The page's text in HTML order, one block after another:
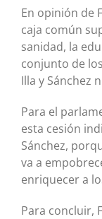
En opinión de
caja común
sanidad, la
conjunto de
Illa y Sánchez
Para el
esta cesión
Sánchez,
va a
enriquecer a
Para concluir,